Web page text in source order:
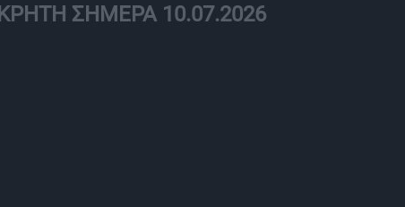
ΚΡΗΤΗ ΣΗΜΕΡΑ 10.07.2026